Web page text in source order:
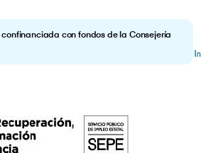
con fondos de la Consejería